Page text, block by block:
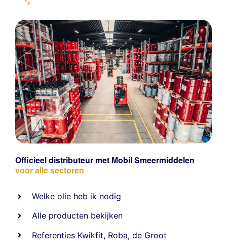
Officieel distributeur met Mobil Smeermiddelen
voor alle sectoren
Welke olie heb ik nodig
Alle producten bekijken
Referenties Kwikfit, Roba,de Groot